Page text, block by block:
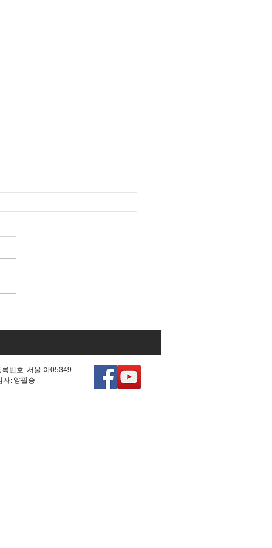
작 모의한 선관위!
번호: 서울 아05349
: 양필승